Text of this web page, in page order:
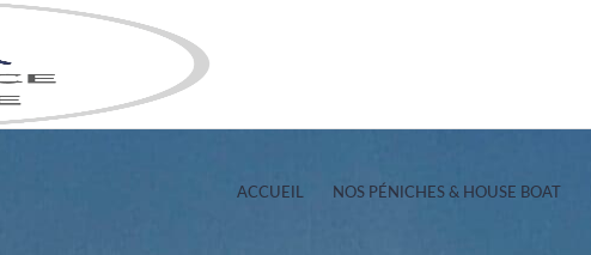
ACCUEIL NOS PÉNICHES & HOUSE BOAT